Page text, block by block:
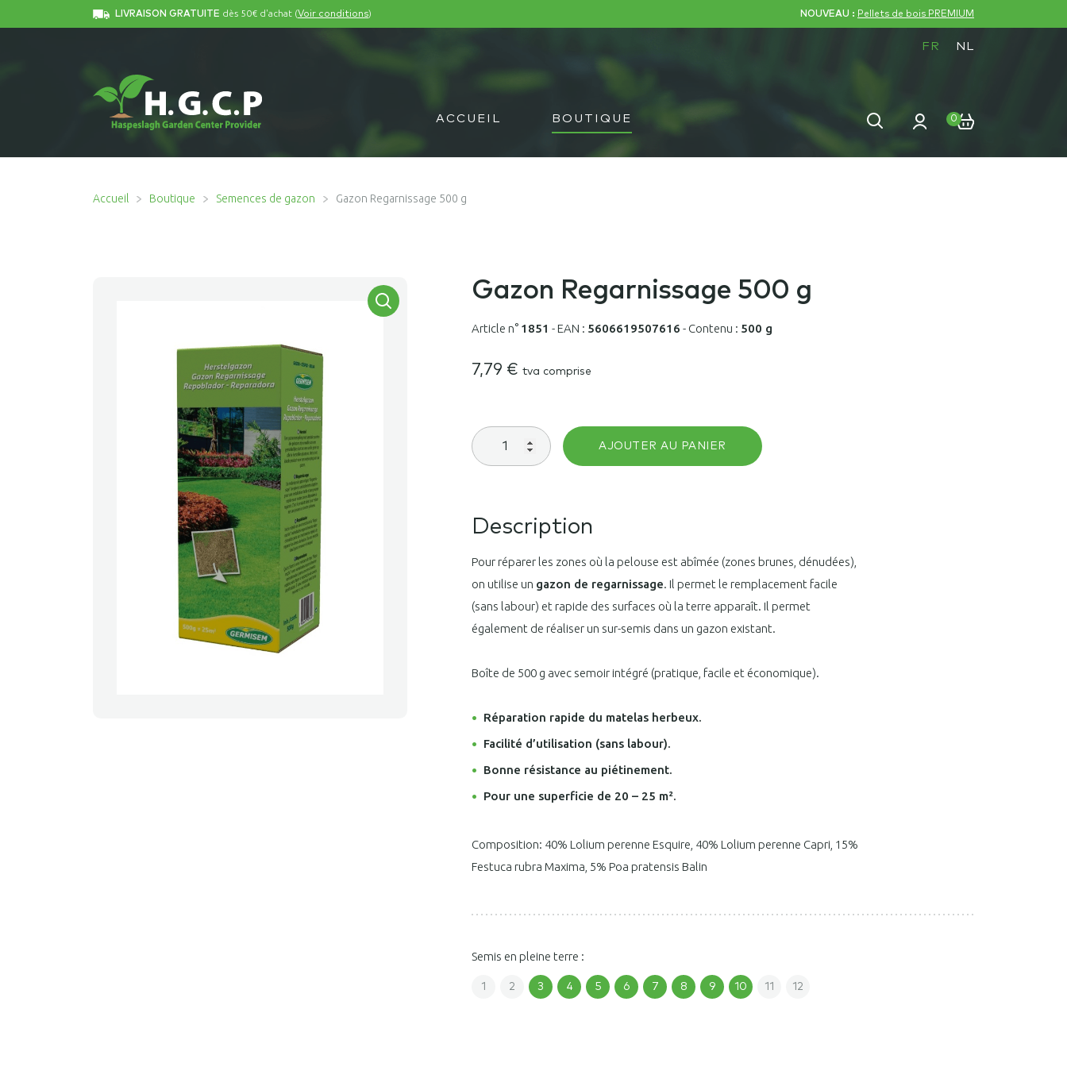
LIVRAISON GRATUITE dès 50€ d'achat (Voir conditions) NOUVEAU : Pellets de bois PREMIUM
FR NL
ACCUEIL BOUTIQUE
Recherche
pour :
Recherche 0
Accueil Boutique Semences de gazon Gazon Regarnissage 500 g
Gazon Regarnissage 500 g
Article n° 1851 -EAN : 5606619507616 - Contenu : 500 g
7,79 € tva comprise
quantité
de
Gazon
g
AJOUTER AU PANIER
Description
Pour réparer les zones où la pelouse est abîmée (zones brunes, dénudées),
on utilise un gazon de regarnissage. Il permet le remplacement facile
(sans labour) et rapide des surfaces où la terre apparaît. Il permet
également de réaliser un sur-semis dans un gazon existant.
Boîte de 500 g avec semoir intégré (pratique, facile et économique).
Réparation rapide du matelas herbeux.
Facilité d’utilisation (sans labour).
Bonne résistance au piétinement.
Pour une superficie de 20 – 25 m².
Composition: 40% Lolium perenne Esquire, 40% Lolium perenne Capri, 15%
Festuca rubra Maxima, 5% Poa pratensis Balin
Semis en pleine terre :
1 2 3 4 5 6 7 8 9 10 11 12